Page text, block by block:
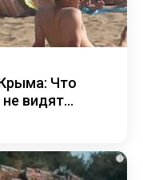
Что
видят...
i